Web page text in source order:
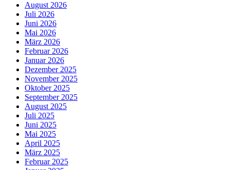
August 2026
Juli 2026
Juni 2026
Mai 2026
März 2026
Februar 2026
Januar 2026
Dezember 2025
November 2025
Oktober 2025
September 2025
August 2025
Juli 2025
Juni 2025
Mai 2025
April 2025
März 2025
Februar 2025